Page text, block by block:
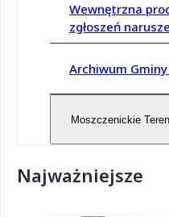
Wewnętrzna
zgłoszeń
Archiwum
Moszczenickie
Najważniejsze